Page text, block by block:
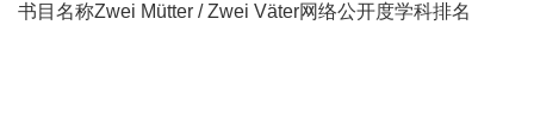
书目名称Zwei Mütter / Zwei Väter网络公开度学科排名